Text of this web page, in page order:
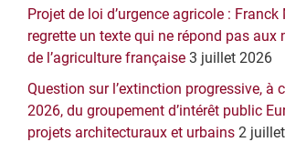
Projet de loi d’urgence agricole :
regrette un texte qui ne répond pas aux
de l’agriculture française 3 juillet 2026
Question sur l’extinction progressive, à
2026, du groupement d’intérêt public
projets architecturaux et urbains 2